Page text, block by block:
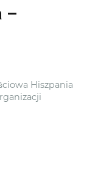
–
Hiszpania